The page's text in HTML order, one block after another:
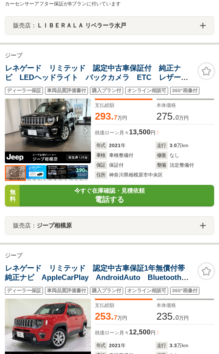
カーセンサーアフター保証がBプランに付いています
販売店： ＬＩＢＥＲＡＬＡ リベラーラ水戸
ジープ
レネゲード リミテッド 認定中古車保証付 純正ナ
ビ LEDヘッドライト バックカメラ ETC レザーシ
ート シートヒーター 電動パワーシート 障害物セン
サー 衝突軽減ブレーキ スマートキー アダプティブ
クルーズコントロール
ディーラー保証 車両品質評価書付 購入プラン付 オンライン相談可 360°画像付
支払総額
293.7万円
本体価格
275.0万円
残価ローン 月々 13,500円
年式 2021年 走行 3.0万km
車検
車検整備付 修復
なし
保証
保証付 整備
法定整備付
住所
神奈川県相模原市中央区
無
料
今すぐ在庫確認・見積依頼
電話する
販売店： ジープ相模原
ジープ
レネゲード リミテッド 認定中古車保証1年無償付帯
純正ナビ AppleCarPlay AndroidAuto Bluetoothオ
ーディオ フルレザー シートヒーター ステアリング
ヒーター
ディーラー保証 車両品質評価書付 購入プラン付 オンライン相談可 360°画像付
支払総額
253.7万円
本体価格
235.0万円
残価ローン 月々 12,500円
年式 2021年 走行 3.3万km